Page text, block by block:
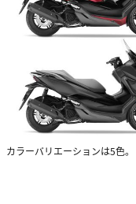
カラーバリエーションは5色。